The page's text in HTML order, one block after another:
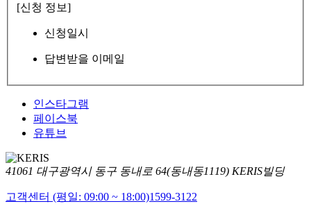
[신청 정보]
신청일시
답변받을 이메일
인스타그램
페이스북
유튜브
41061 대구광역시 동구 동내로 64(동내동1119) KERIS빌딩
고객센터 (평일: 09:00 ~ 18:00)1599-3122